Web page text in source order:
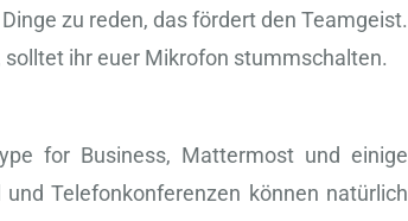
zu reden, das fördert den Teamgeist.
ihr euer Mikrofon stummschalten.
for Business, Mattermost und einige
Telefonkonferenzen können natürlich